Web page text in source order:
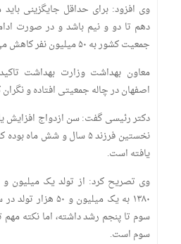
وی افزود: برای حداقل جایگزینی
جمعیت کشور به ۵۰ میلیون نفر کاهش می‌یابد.
معاون بهداشت وزارت بهداشت
اصفهان در چاله جمعیتی افتاده و
دکتر رئیسی گفت: سن ازدواج افزایش
یافته است.
وی تصریح کرد: از تولد یک میلیون
۱۳۸۰ به یک میلیون و
سوم تا پنجم رشد داشته، اما نکته مهم
سوم است.